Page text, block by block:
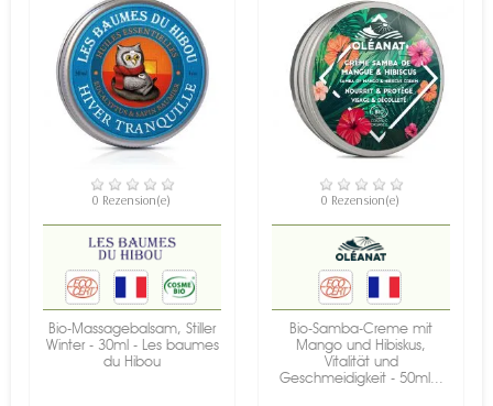
NICHT AUF LAGER
0 Rezension(e)
Bio-Massagebalsam, Stiller
Winter - 30ml - Les baumes
du Hibou
VERFÜGBAR
0 Rezension(e)
Bio-Samba-Creme mit
Mango und Hibiskus,
Vitalität und
Geschmeidigkeit - 50ml...